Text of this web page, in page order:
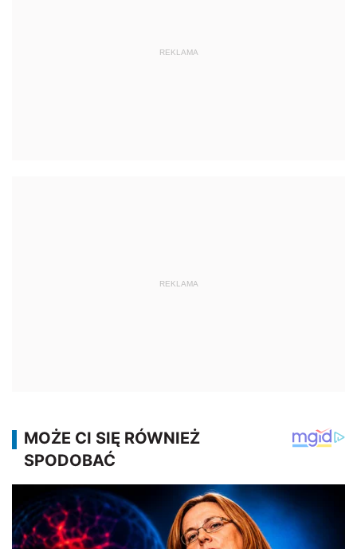
REKLAMA
REKLAMA